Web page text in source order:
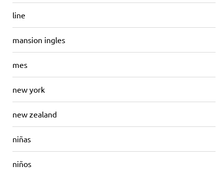
line
mansion ingles
mes
new york
new zealand
niñas
niños